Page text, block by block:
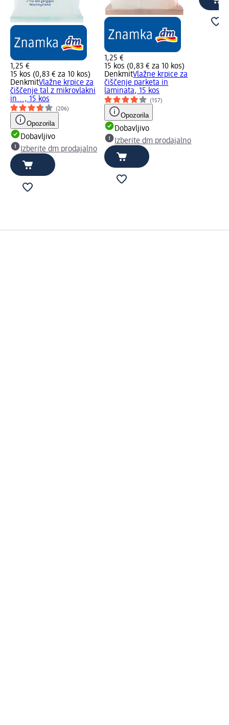
1,25 €
15 kos (0,83 € za 10 kos)
DenkmitVlažne krpice za
čiščenje tal z mikrovlakni
in..., 15 kos
(206)
Opozorila
Dobavljivo
Izberite dm prodajalno
1,25 €
15 kos (0,83 € za 10 kos)
DenkmitVlažne krpice za
čiščenje parketa in
laminata, 15 kos
(157)
Opozorila
Dobavljivo
Izberite dm prodajalno